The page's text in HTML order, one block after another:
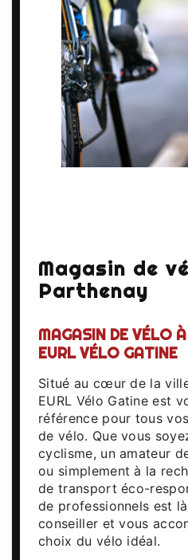
Magasin de
Parthenay
MAGASIN DE VÉLO
EURL VÉLO GATINE
Situé au cœur de la
EURL Vélo Gatine est
référence pour tous
de vélo. Que vous
cyclisme, un amateur
ou simplement à la
de transport éco-
de professionnels est
conseiller et vous
choix du vélo idéal.